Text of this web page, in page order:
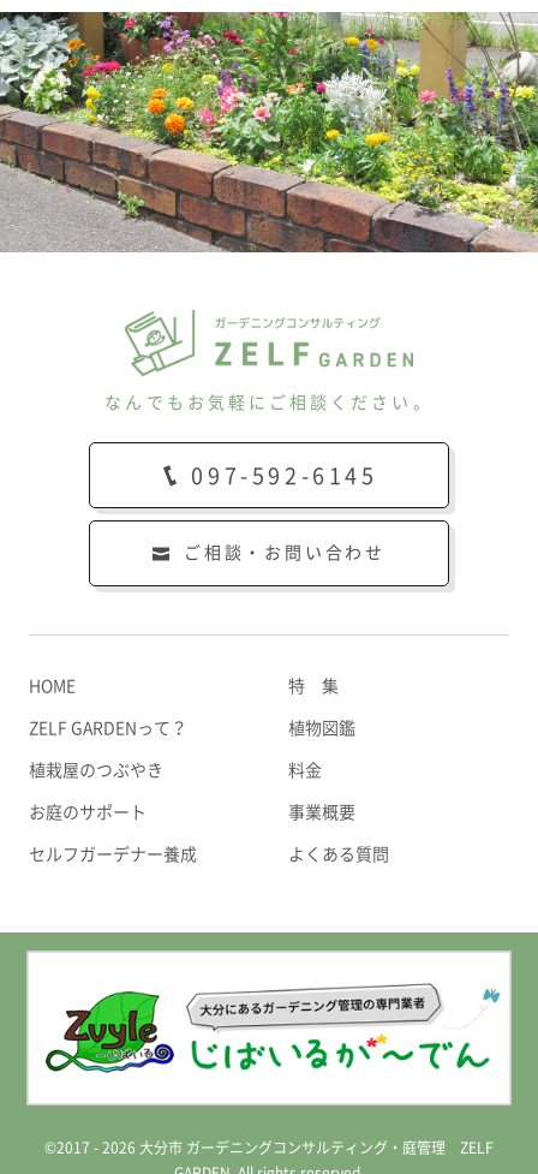
なんでもお気軽にご相談ください。
097-592-6145
ご相談・お問い合わせ
HOME
ZELF GARDENって？
植栽屋のつぶやき
お庭のサポート
セルフガーデナー養成
特 集
植物図鑑
料金
事業概要
よくある質問
©2017 - 2026 大分市 ガーデニングコンサルティング・庭管理 ZELF